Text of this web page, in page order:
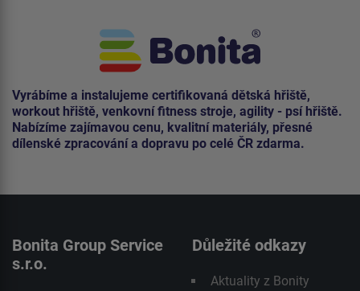
Vyrábíme a instalujeme certifikovaná dětská hřiště,
workout hřiště, venkovní fitness stroje, agility - psí hřiště.
Nabízíme zajímavou cenu, kvalitní materiály, přesné
dílenské zpracování a dopravu po celé ČR zdarma.
Bonita Group Service
s.r.o.
Důležité odkazy
Aktuality z Bonity